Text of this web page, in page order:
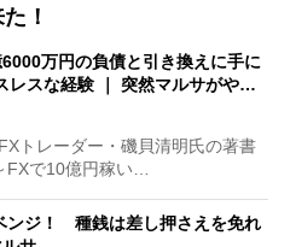
！
6000万円の負債と引き換えに手に
レスな経験 ｜ 突然マルサがや…
トレーダー・磯貝清明氏の著書
FXで10億円稼い…
ンジ！ 種銭は差し押さえを免れ